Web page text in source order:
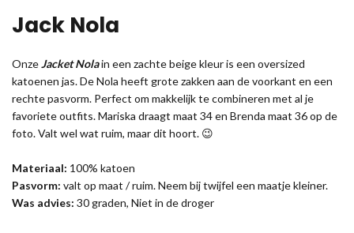
Jack Nola
OnzeJacket Nolain een zachte beige kleur is een oversized
katoenen jas. De Nola heeft grote zakken aan de voorkant en een
rechte pasvorm. Perfect om makkelijk te combineren met al je
favoriete outfits. Mariska draagt maat 34 en Brenda maat 36 op de
foto. Valt wel wat ruim, maar dit hoort. 😉
Materiaal: 100% katoen
Pasvorm: valt op maat / ruim. Neem bij twijfel een maatje kleiner.
Was advies: 30 graden, Niet in de droger